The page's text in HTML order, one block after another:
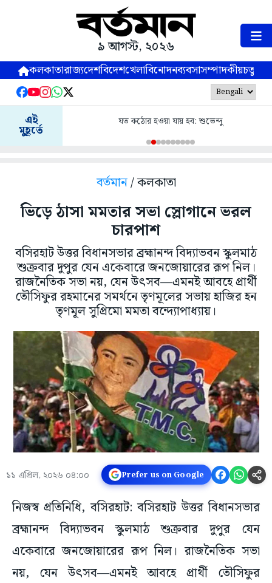
৯ আগস্ট, ২০২৬
কলকাতারাজ্যদেশবিদেশখেলাবিনোদনব্যবসাসম্পাদকীয়
এই
মুহূর্তে
যত কঠোর হওয়া যায় হব: শুভেন্দু
বর্তমান/ কলকাতা
ভিড়ে ঠাসা মমতার সভা স্লোগানে ভরল
চারপাশ
বসিরহাট উত্তর বিধানসভার ব্রহ্মানন্দ বিদ্যাভবন স্কুলমাঠ
শুক্রবার দুপুর যেন একেবারে জনজোয়ারের রূপ নিল।
রাজনৈতিক সভা নয়, যেন উৎসব—এমনই আবহে প্রার্থী
তৌসিফুর রহমানের সমর্থনে তৃণমূলের সভায় হাজির হন
তৃণমূল সুপ্রিমো মমতা বন্দ্যোপাধ্যায়।
১১ এপ্রিল, ২০২৬ ০৪:০০ Prefer us on Google
নিজস্ব প্রতিনিধি, বসিরহাট: বসিরহাট উত্তর বিধানসভার
ব্রহ্মানন্দ বিদ্যাভবন স্কুলমাঠ শুক্রবার দুপুর যেন
একেবারে জনজোয়ারের রূপ নিল। রাজনৈতিক সভা
নয়, যেন উৎসব—এমনই আবহে প্রার্থী তৌসিফুর